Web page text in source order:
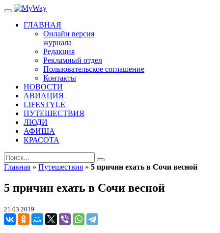
ГЛАВНАЯ
Онлайн версия
журнала
Редакция
Рекламный отдел
Пользовательское соглашение
Контакты
НОВОСТИ
АВИАЦИЯ
LIFESTYLE
ПУТЕШЕСТВИЯ
ЛЮДИ
АФИША
КРАСОТА
Главная » Путешествия » 5 причин ехать в Сочи весной
5 причин ехать в Сочи весной
21.03.2019